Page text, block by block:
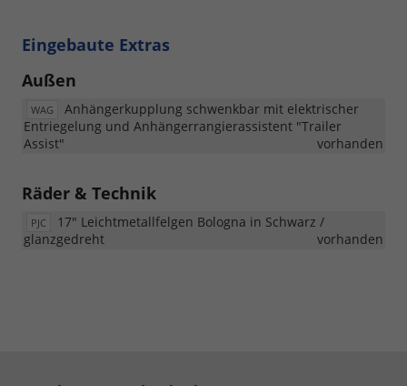
Eingebaute Extras
Außen
WAG
Anhängerkupplung schwenkbar mit elektrischer
Entriegelung und Anhängerrangierassistent "Trailer
Assist"
vorhanden
Räder & Technik
PJC
17" Leichtmetallfelgen Bologna in Schwarz /
glanzgedreht
vorhanden